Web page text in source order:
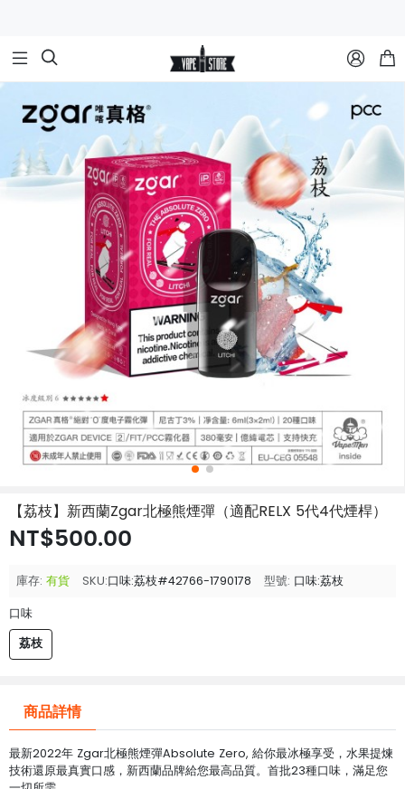
  
【荔枝】新西蘭Zgar北極熊煙彈（適配RELX 5代4代煙桿）
NT$500.00
庫存: 有貨 SKU:口味:荔枝#42766-1790178 型號: 口味:荔枝
口味
荔枝
商品詳情
最新2022年 Zgar北極熊煙彈Absolute Zero, 給你最冰極享受，水果提煉
技術還原最真實口感，新西蘭品牌給您最高品質。首批23種口味，滿足您